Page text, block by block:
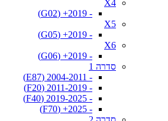
X4
- 2019+ (G02)
X5
- 2019+ (G05)
X6
- 2019+ (G06)
סדרה 1
- 2004-2011 (E87)
- 2011-2019 (F20)
- 2019-2025 (F40)
- 2025+ (F70)